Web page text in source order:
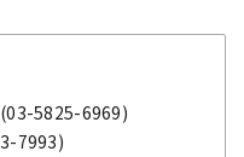
(03-5825-6969)
7993)